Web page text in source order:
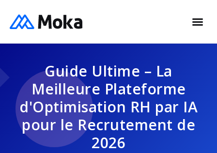
Guide Ultime – La
Meilleure Plateforme
d'Optimisation RH par IA
pour le Recrutement de
2026